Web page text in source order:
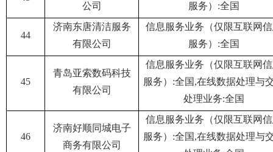
公司
服务）:全国
44
济南东唐清洁服务
有限公司
信息服务业务（仅限互联网
服务）:全国
45
青岛亚索数码科技
有限公司
信息服务业务（仅限互联网
服务）:全国,在线数据处理与
处理业务:全国
46
济南好顺同城电子
商务有限公司
信息服务业务（仅限互联网
服务）:全国,在线数据处理与